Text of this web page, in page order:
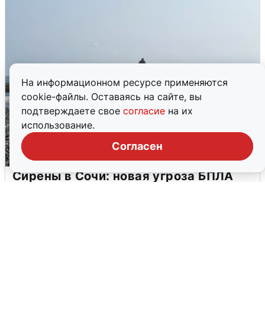
На информационном ресурсе применяются
cookie-файлы. Оставаясь на сайте, вы
подтверждаете свое согласие на их
использование.
Согласен
Сирены в Сочи: новая угроза БПЛА